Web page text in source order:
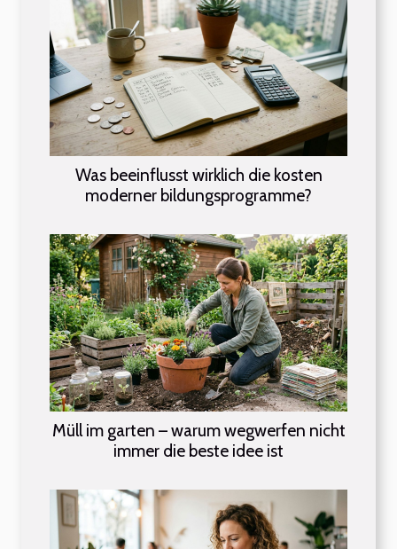
Was beeinflusst wirklich die kosten
moderner bildungsprogramme?
Müll im garten – warum wegwerfen nicht
immer die beste idee ist